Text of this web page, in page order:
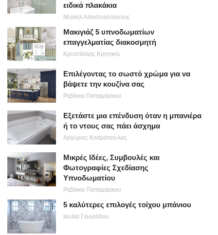
ειδικά πλακάκια
Μιχαήλ Αποστολόπουλος
Μακιγιάζ 5 υπνοδωματίων
επαγγελματίας διακοσμητή
Κρυστάλλης Κρητικός
Επιλέγοντας το σωστό χρώμα για να
βάψετε την κουζίνα σας
Ρεβέκκα Παπαμάρκου
Εξετάστε μια επένδυση όταν η μπανιέρα
ή το ντους σας πάει άσχημα
Αργύριος Κοσμόπουλος
Μικρές Ιδέες, Συμβουλές και
Φωτογραφίες Σχεδίασης
Υπνοδωματίου
Ρεβέκκα Παπαμάρκου
5 καλύτερες επιλογές τοίχου μπάνιου
Ιουλία Γεωγιάδου